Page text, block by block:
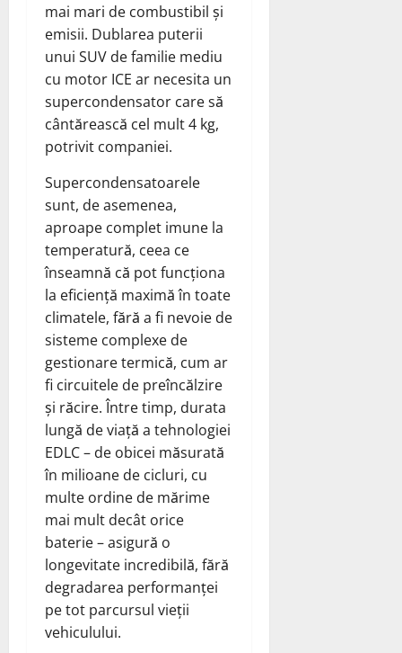
mai mari de combustibil și
emisii. Dublarea puterii
unui SUV de familie mediu
cu motor ICE ar necesita un
supercondensator care să
cântărească cel mult 4 kg,
potrivit companiei.
Supercondensatoarele
sunt, de asemenea,
aproape complet imune la
temperatură, ceea ce
înseamnă că pot funcționa
la eficiență maximă în toate
climatele, fără a fi nevoie de
sisteme complexe de
gestionare termică, cum ar
fi circuitele de preîncălzire
și răcire. Între timp, durata
lungă de viață a tehnologiei
EDLC – de obicei măsurată
în milioane de cicluri, cu
multe ordine de mărime
mai mult decât orice
baterie – asigură o
longevitate incredibilă, fără
degradarea performanței
pe tot parcursul vieții
vehiculului.